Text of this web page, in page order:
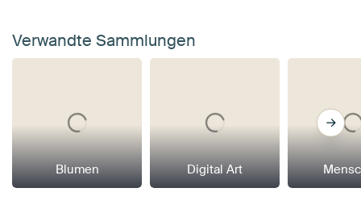
Verwandte Sammlungen
Blumen Digital Art